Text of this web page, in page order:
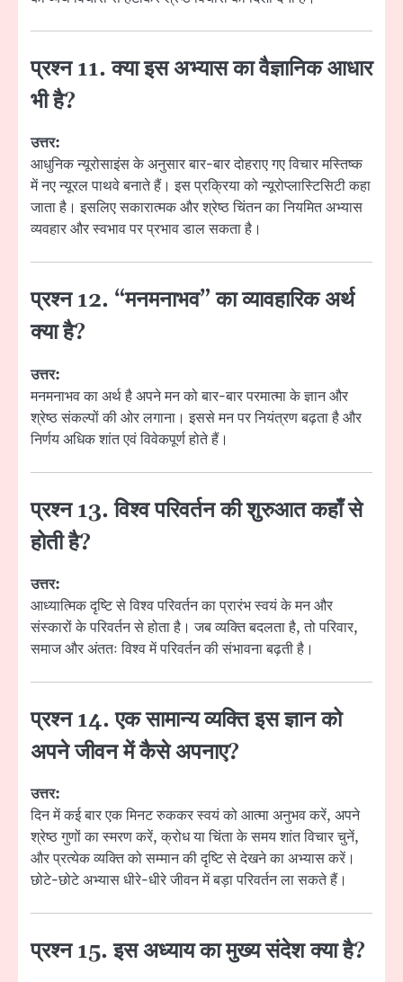
प्रश्न 11. क्या इस अभ्यास का वैज्ञानिक आधार
भी है?
उत्तर:
आधुनिक न्यूरोसाइंस के अनुसार बार-बार दोहराए गए विचार मस्तिष्क
में नए न्यूरल पाथवे बनाते हैं। इस प्रक्रिया को न्यूरोप्लास्टिसिटी कहा
जाता है। इसलिए सकारात्मक और श्रेष्ठ चिंतन का नियमित अभ्यास
व्यवहार और स्वभाव पर प्रभाव डाल सकता है।
प्रश्न 12. “मनमनाभव” का व्यावहारिक अर्थ
क्या है?
उत्तर:
मनमनाभव का अर्थ है अपने मन को बार-बार परमात्मा के ज्ञान और
श्रेष्ठ संकल्पों की ओर लगाना। इससे मन पर नियंत्रण बढ़ता है और
निर्णय अधिक शांत एवं विवेकपूर्ण होते हैं।
प्रश्न 13. विश्व परिवर्तन की शुरुआत कहाँ से
होती है?
उत्तर:
आध्यात्मिक दृष्टि से विश्व परिवर्तन का प्रारंभ स्वयं के मन और
संस्कारों के परिवर्तन से होता है। जब व्यक्ति बदलता है, तो परिवार,
समाज और अंततः विश्व में परिवर्तन की संभावना बढ़ती है।
प्रश्न 14. एक सामान्य व्यक्ति इस ज्ञान को
अपने जीवन में कैसे अपनाए?
उत्तर:
दिन में कई बार एक मिनट रुककर स्वयं को आत्मा अनुभव करें, अपने
श्रेष्ठ गुणों का स्मरण करें, क्रोध या चिंता के समय शांत विचार चुनें,
और प्रत्येक व्यक्ति को सम्मान की दृष्टि से देखने का अभ्यास करें।
छोटे-छोटे अभ्यास धीरे-धीरे जीवन में बड़ा परिवर्तन ला सकते हैं।
प्रश्न 15. इस अध्याय का मुख्य संदेश क्या है?